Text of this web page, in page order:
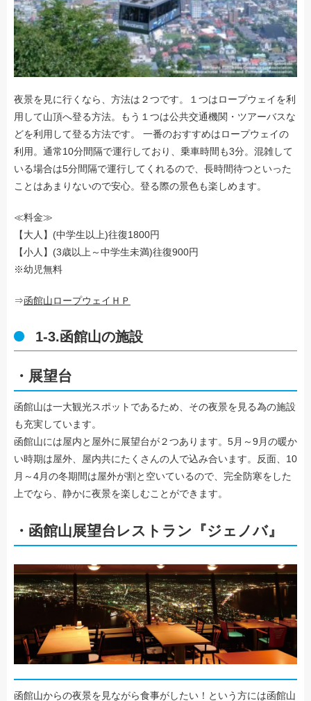
夜景を見に行くなら、方法は２つです。１つはロープウェイを利
用して山頂へ登る方法。もう１つは公共交通機関・ツアーバスな
どを利用して登る方法です。 一番のおすすめはロープウェイの
利用。通常10分間隔で運行しており、乗車時間も3分。混雑して
いる場合は5分間隔で運行してくれるので、長時間待つといった
ことはあまりないので安心。登る際の景色も楽しめます。
≪料金≫
【大人】(中学生以上)往復1800円
【小人】(3歳以上～中学生未満)往復900円
※幼児無料
⇒函館山ロープウェイＨＰ
1-3.函館山の施設
・展望台
函館山は一大観光スポットであるため、その夜景を見る為の施設
も充実しています。
函館山には屋内と屋外に展望台が２つあります。5月～9月の暖か
い時期は屋外、屋内共にたくさんの人で込み合います。反面、10
月～4月の冬期間は屋外が割と空いているので、完全防寒をした
上でなら、静かに夜景を楽しむことができます。
・函館山展望台レストラン『ジェノバ』
函館山からの夜景を見ながら食事がしたい！という方には函館山